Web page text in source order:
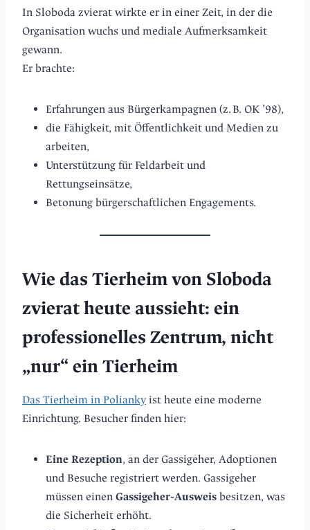
In Sloboda zvierat wirkte er in einer Zeit, in der die
Organisation wuchs und mediale Aufmerksamkeit
gewann.
Er brachte:
Erfahrungen aus Bürgerkampagnen (z. B. OK ’98),
die Fähigkeit, mit Öffentlichkeit und Medien zu
arbeiten,
Unterstützung für Feldarbeit und
Rettungseinsätze,
Betonung bürgerschaftlichen Engagements.
Wie das Tierheim von Sloboda
zvierat heute aussieht: ein
professionelles Zentrum, nicht
„nur“ ein Tierheim
Das Tierheim in Poliankyist heute eine moderne
Einrichtung. Besucher finden hier:
Eine Rezeption, an der Gassigeher, Adoptionen
und Besuche registriert werden. Gassigeher
müssen einen Gassigeher‑Ausweis besitzen, was
die Sicherheit erhöht.